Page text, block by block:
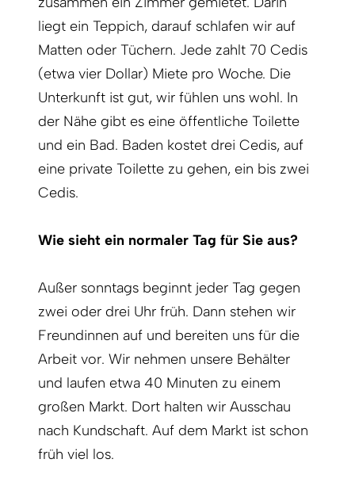
liegt ein Teppich, darauf schlafen wir auf
Matten oder Tüchern. Jede zahlt 70 Cedis
(etwa vier Dollar) Miete pro Woche. Die
Unterkunft ist gut, wir fühlen uns wohl. In
der Nähe gibt es eine öffentliche Toilette
und ein Bad. Baden kostet drei Cedis, auf
eine private Toilette zu gehen, ein bis zwei
Cedis.
Wie sieht ein normaler Tag für Sie aus?
Außer sonntags beginnt jeder Tag gegen
zwei oder drei Uhr früh. Dann stehen wir
Freundinnen auf und bereiten uns für die
Arbeit vor. Wir nehmen unsere Behälter
und laufen etwa 40 Minuten zu einem
großen Markt. Dort halten wir Ausschau
nach Kundschaft. Auf dem Markt ist schon
früh viel los.